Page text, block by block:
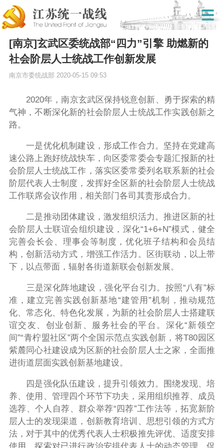
[南京]玄武区委统战部“四力”引擎 助燃新的
社会阶层人士统战工作创新发展
南京市委统战部 2020-05-15 09:53
2020年，南京玄武区保持锐意创新、勇于探索的精
气神，不断深化新的社会阶层人士统战工作实践创新之
路。
一是优化机制建设，形成工作合力。 坚持在党建高
速公路上跑好统战快车，向区委常委会专题汇报新的社
会阶层人士统战工作，落实区委常委列名联系新的社会
阶层代表人士制度，发挥好全区新的社会阶层人士统战
工作联席会议作用，相关部门各司其责形成合力。
二是推动团体建设，激发组织活力。推进区新的社
会阶层人士联谊会组织建设，深化“1+6+N”模式，健全
完善会长会、理事会等制度，优化班子结构和会员结
构，创新活动方式，增强工作活力。区街联动，以上带
下，以点带面，辐射各街道新联会创新发展。
三是深化阵地建设，强化平台引力。 按照“八有”标
准，建立完善实践创新基地“建管用”机制，推动规范
化、常态化、特色化发展，为新的社会阶层人士搭建联
谊交友、创业创新、服务社会的平台。深化“新领空
间”“青柠盟社区”两个全国示范点实践创新，将T80园区
紫麓同心社建设成为区新的社会阶层人士之家，全面推
进街道层面实践创新基地建设。
四是强化队伍建设，提升引领效力。 围绕发现、培
养、使用、管理四个环节下功夫，采用组织推荐、成员
选荐、个人自荐、群众举荐“四荐”工作法等，拓宽新阶
层人士的发现渠道，创新教育培训、思想引领的方式方
法，对于其中的优秀代表人士积极推先评优、适度安排